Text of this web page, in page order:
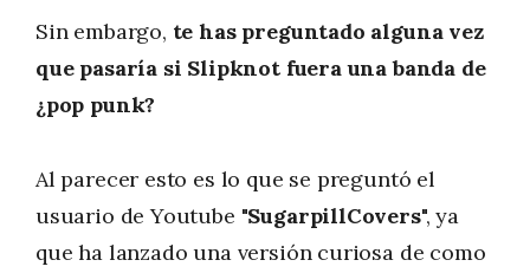
Sin embargo, te has preguntado alguna vez
que pasaría si Slipknot fuera una banda de
¿pop punk?
Al parecer esto es lo que se preguntó el
usuario de Youtube "SugarpillCovers", ya
que ha lanzado una versión curiosa de como